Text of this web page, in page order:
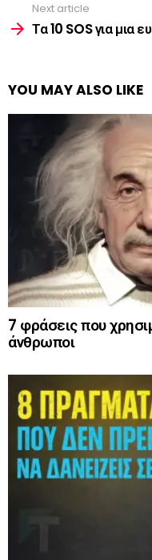
Next article
Τα 10 SOS για μια
YOU MAY ALSO LIKE
7 φράσεις που
άνθρωποι